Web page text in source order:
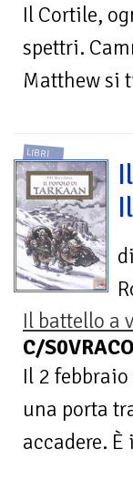
Il Cortile,
spettri.
Matthew si
LIBRI
di
Il battello a
C/
Il 2
una porta
accadere.